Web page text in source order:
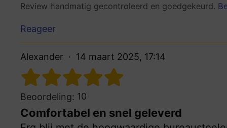
Review handmatig gecontroleerd en goedgekeurd.
Reageer
Alexander 14 maart 2025, 17:14
Beoordeling: 10
Comfortabel en snel geleverd